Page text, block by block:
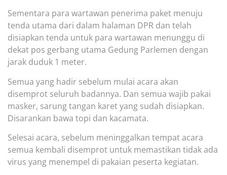
Sementara para wartawan penerima paket menuju
tenda utama dari dalam halaman DPR dan telah
disiapkan tenda untuk para wartawan menunggu di
dekat pos gerbang utama Gedung Parlemen dengan
jarak duduk 1 meter.
Semua yang hadir sebelum mulai acara akan
disemprot seluruh badannya. Dan semua wajib pakai
masker, sarung tangan karet yang sudah disiapkan.
Disarankan bawa topi dan kacamata.
Selesai acara, sebelum meninggalkan tempat acara
semua kembali disemprot untuk memastikan tidak ada
virus yang menempel di pakaian peserta kegiatan.